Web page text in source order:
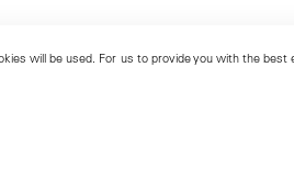
will be used. For us to provide you with the best